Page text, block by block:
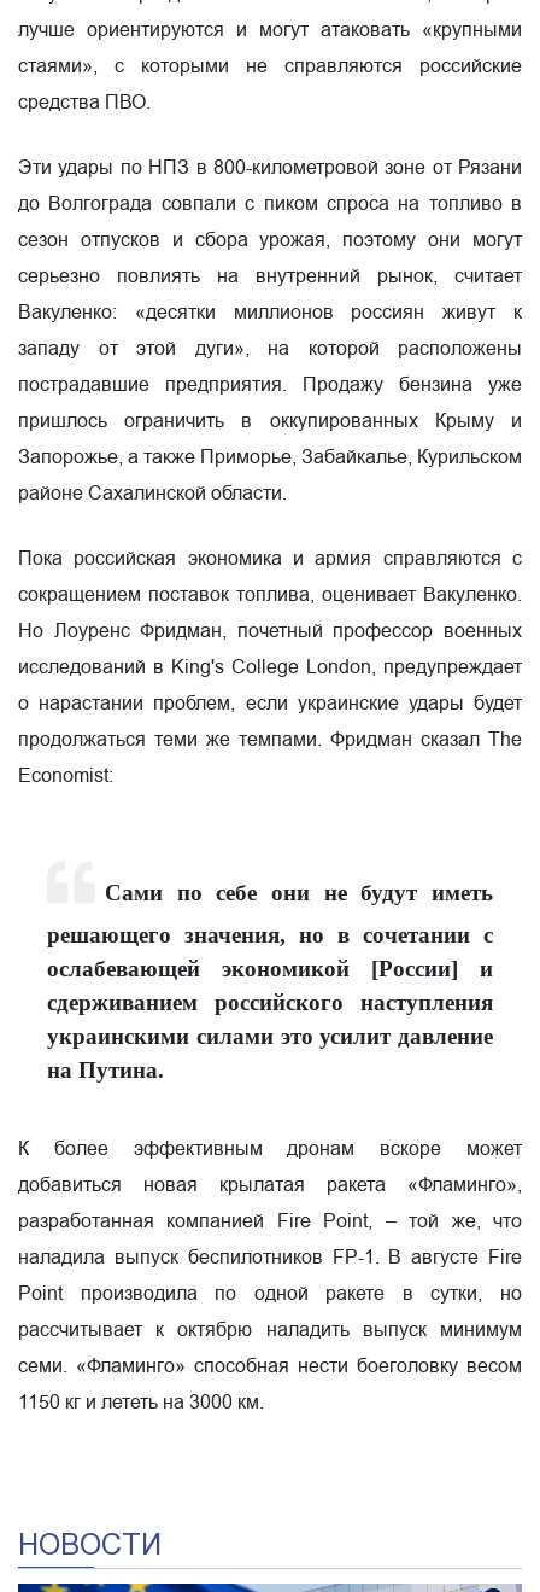
лучше ориентируются и могут атаковать «крупными
стаями», с которыми не справляются российские
средства ПВО.
Эти удары по НПЗ в 800-километровой зоне от Рязани
до Волгограда совпали с пиком спроса на топливо в
сезон отпусков и сбора урожая, поэтому они могут
серьезно повлиять на внутренний рынок, считает
Вакуленко: «десятки миллионов россиян живут к
западу от этой дуги», на которой расположены
пострадавшие предприятия. Продажу бензина уже
пришлось ограничить в оккупированных Крыму и
Запорожье, а также Приморье, Забайкалье, Курильском
районе Сахалинской области.
Пока российская экономика и армия справляются с
сокращением поставок топлива, оценивает Вакуленко.
Но Лоуренс Фридман, почетный профессор военных
исследований в King's College London, предупреждает
о нарастании проблем, если украинские удары будет
продолжаться теми же темпами. Фридман сказал The
Economist:
Сами по себе они не будут иметь
решающего значения, но в сочетании с
ослабевающей экономикой [России] и
сдерживанием российского наступления
украинскими силами это усилит давление
на Путина.
К более эффективным дронам вскоре может
добавиться новая крылатая ракета «Фламинго»,
разработанная компанией Fire Point, – той же, что
наладила выпуск беспилотников FP-1. В августе Fire
Point производила по одной ракете в сутки, но
рассчитывает к октябрю наладить выпуск минимум
семи. «Фламинго» способная нести боеголовку весом
1150 кг и лететь на 3000 км.
НОВОСТИ